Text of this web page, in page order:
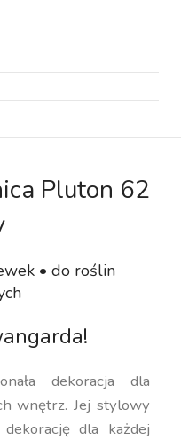
Pluton 62
• do roślin
dekoracja dla
wnętrz. Jej stylowy
dla każdej